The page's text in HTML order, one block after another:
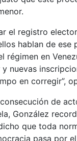
el registro
hablan de ese
régimen en
nuevas
en corregir”,
de
González
que toda
pasa por el